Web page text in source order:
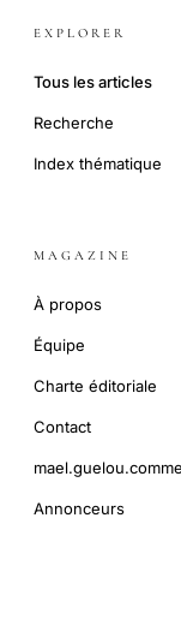
EXPLORER
Tous les articles
Recherche
Index thématique
MAGAZINE
À propos
Équipe
Charte éditoriale
Contact
Annonceurs